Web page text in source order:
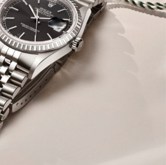
DEALS